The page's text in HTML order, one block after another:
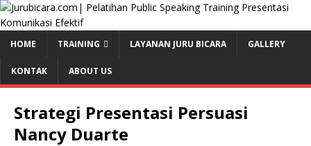
HOME TRAINING LAYANAN JURU BICARA GALLERY
KONTAK ABOUT US
Strategi Presentasi Persuasi
Nancy Duarte